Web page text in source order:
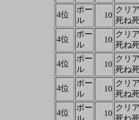
4位
ポー
ル
10
クリ
死ね
4位
ポー
ル
10
クリ
死ね
4位
ポー
ル
10
クリ
死ね
4位
ポー
ル
10
クリ
死ね
4位
ポー
10
クリ